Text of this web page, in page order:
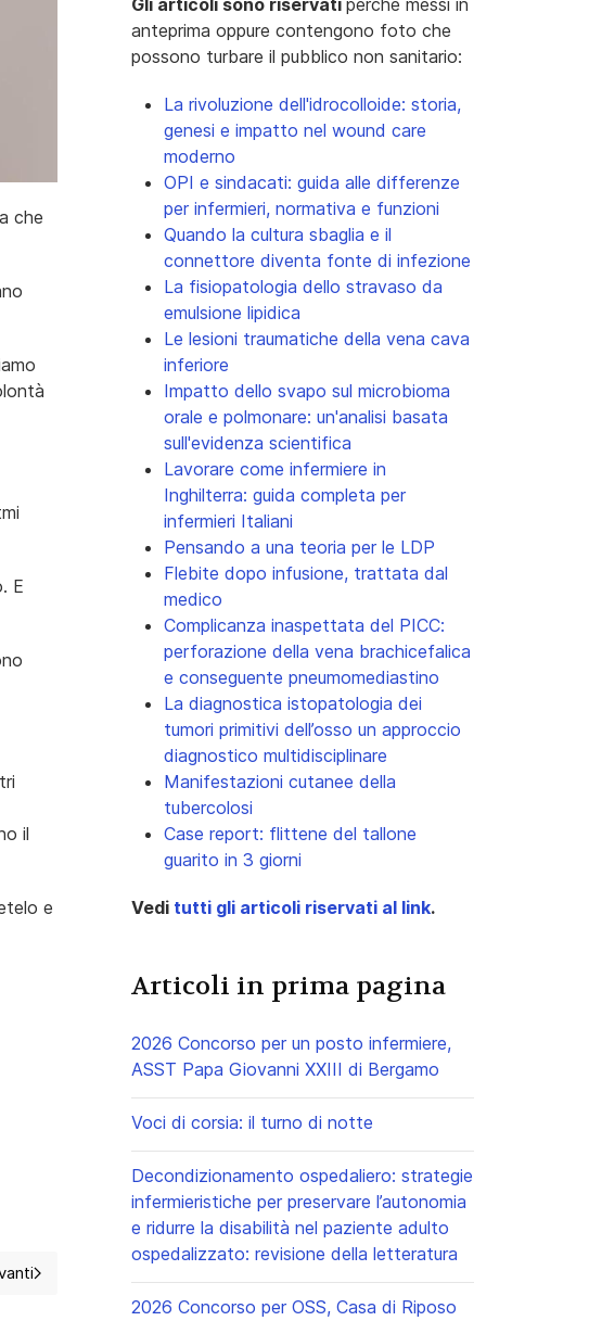
che
E
il
e
Articolo successivo: Nomenclatore tariffario 2009 aggiornato dal collegio
Gli articoli sono riservati perchè messi in
anteprima oppure contengono foto che
possono turbare il pubblico non sanitario:
La rivoluzione dell'idrocolloide: storia,
genesi e impatto nel wound care
moderno
OPI e sindacati: guida alle differenze
per infermieri, normativa e funzioni
Quando la cultura sbaglia e il
connettore diventa fonte di infezione
La fisiopatologia dello stravaso da
emulsione lipidica
Le lesioni traumatiche della vena cava
inferiore
Impatto dello svapo sul microbioma
orale e polmonare: un'analisi basata
sull'evidenza scientifica
Lavorare come infermiere in
Inghilterra: guida completa per
infermieri Italiani
Pensando a una teoria per le LDP
Flebite dopo infusione, trattata dal
medico
Complicanza inaspettata del PICC:
perforazione della vena brachicefalica
e conseguente pneumomediastino
La diagnostica istopatologia dei
tumori primitivi dell’osso un approccio
diagnostico multidisciplinare
Manifestazioni cutanee della
tubercolosi
Case report: flittene del tallone
guarito in 3 giorni
Vedi tutti gli articoli riservati al link.
Articoli in prima pagina
2026 Concorso per un posto infermiere,
ASST Papa Giovanni XXIII di Bergamo
Voci di corsia: il turno di notte
Decondizionamento ospedaliero: strategie
infermieristiche per preservare l’autonomia
e ridurre la disabilità nel paziente adulto
ospedalizzato: revisione della letteratura
2026 Concorso per OSS, Casa di Riposo